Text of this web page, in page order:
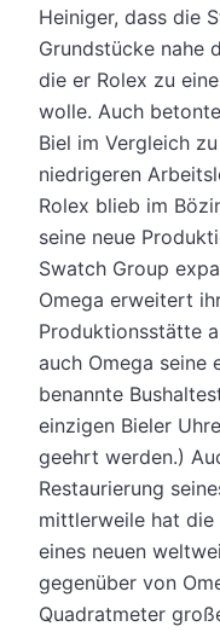
Heiniger, dass die
Grundstücke nahe
die er Rolex zu
wolle. Auch
Biel im Vergleich
niedrigeren
Rolex blieb im
seine neue
Swatch Group
Omega erweitert
Produktionsstätte
auch Omega seine
benannte
einzigen Bieler
geehrt werden.)
Restaurierung
mittlerweile hat die
eines neuen
gegenüber von
Quadratmeter